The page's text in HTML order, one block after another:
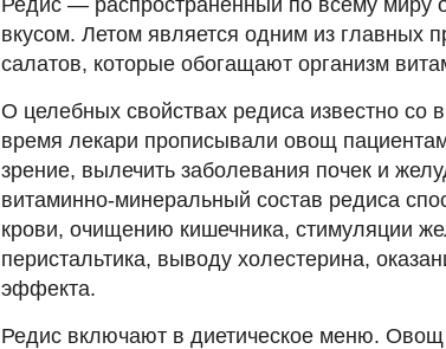
Редис — распространенный по всему миру
вкусом. Летом является одним из главных
салатов, которые обогащают организм
О целебных свойствах редиса известно со
время лекари прописывали овощ
зрение, вылечить заболевания почек и
витаминно-минеральный состав редиса
крови, очищению кишечника, стимуляции
перистальтика, выводу холестерина,
эффекта.
Редис включают в диетическое меню.